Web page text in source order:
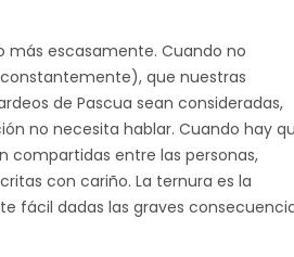
más escasamente. Cuando no
que nuestras
de Pascua sean consideradas,
no necesita hablar. Cuando hay
compartidas entre las personas,
con cariño. La ternura es la
fácil dadas las graves